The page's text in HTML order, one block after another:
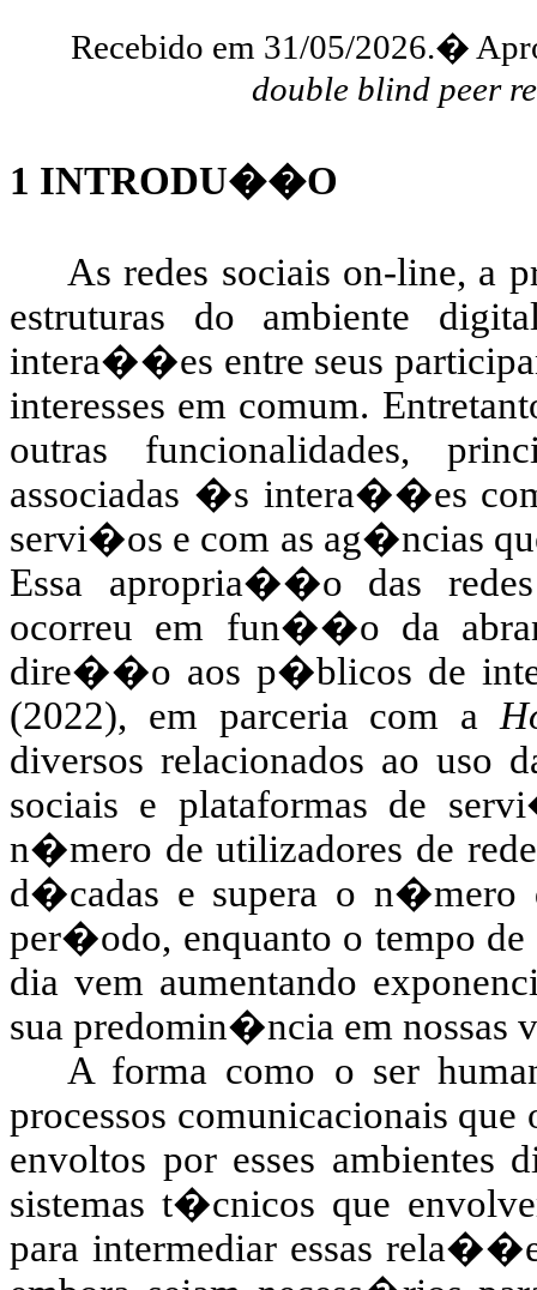
Recebido em 31/05/2026.�
double blind peer
1 INTRODU��O
As redes sociais on-line, a
estruturas do ambiente
intera��es entre seus
interesses em comum.
outras funcionalidades,
associadas �s intera��es
servi�os e com as ag�ncias
Essa apropria��o das
ocorreu em fun��o da
dire��o aos p�blicos de
(2022), em parceria com a
diversos relacionados ao uso
sociais e plataformas de
n�mero de utilizadores de
d�cadas e supera o n�mero
per�odo, enquanto o tempo de
dia vem aumentando
sua predomin�ncia em nossas
A forma como o ser
processos comunicacionais
envoltos por esses ambientes
sistemas t�cnicos que
para intermediar essas